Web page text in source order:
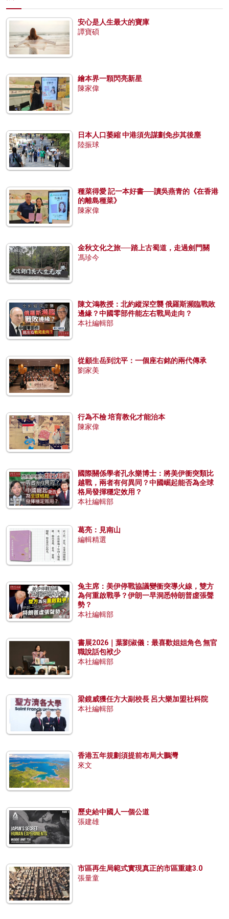
安心是人生最大的寶庫
譚寶碩
繪本界一顆閃亮新星
陳家偉
日本人口萎縮 中港須先謀劃免步其後塵
陸振球
種菜得愛 記一本好書──讀吳燕青的《在香港
的離島種菜》
陳家偉
金秋文化之旅──踏上古蜀道，走過劍門關
馮珍今
陳文鴻教授：北約縱深空襲 俄羅斯瀕臨戰敗
邊緣？中國零部件能左右戰局走向？
本社編輯部
從顧生岳到沈平：一個座右銘的兩代傳承
劉家美
行為不檢 培育教化才能治本
陳家偉
國際關係學者孔永樂博士：將美伊衝突類比
越戰，兩者有何異同？中國崛起能否為全球
格局發揮穩定效用？
本社編輯部
葛亮：見南山
編輯精選
兔主席：美伊停戰協議變衝突導火線，雙方
為何重啟戰爭？伊朗一早洞悉特朗普虛張聲
勢？
本社編輯部
書展2026｜葉劉淑儀：最喜歡姐姐角色 無官
職說話包袱少
本社編輯部
梁鏡威獲任方大副校長 呂大樂加盟社科院
本社編輯部
香港五年規劃須提前布局大鵬灣
來文
歷史給中國人一個公道
張建雄
市區再生局範式實現真正的市區重建3.0
張量童